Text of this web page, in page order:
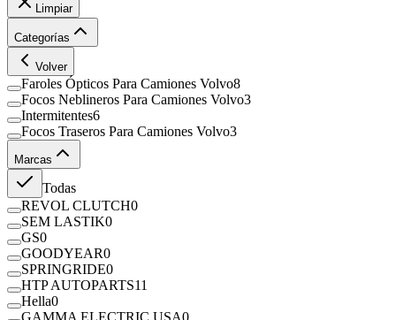
Limpiar
Categorías
Volver
Faroles Ópticos Para Camiones Volvo8
Focos Neblineros Para Camiones Volvo3
Intermitentes6
Focos Traseros Para Camiones Volvo3
Marcas
Todas
REVOL CLUTCH0
SEM LASTIK0
GS0
GOODYEAR0
SPRINGRIDE0
HTP AUTOPARTS11
Hella0
GAMMA ELECTRIC USA0